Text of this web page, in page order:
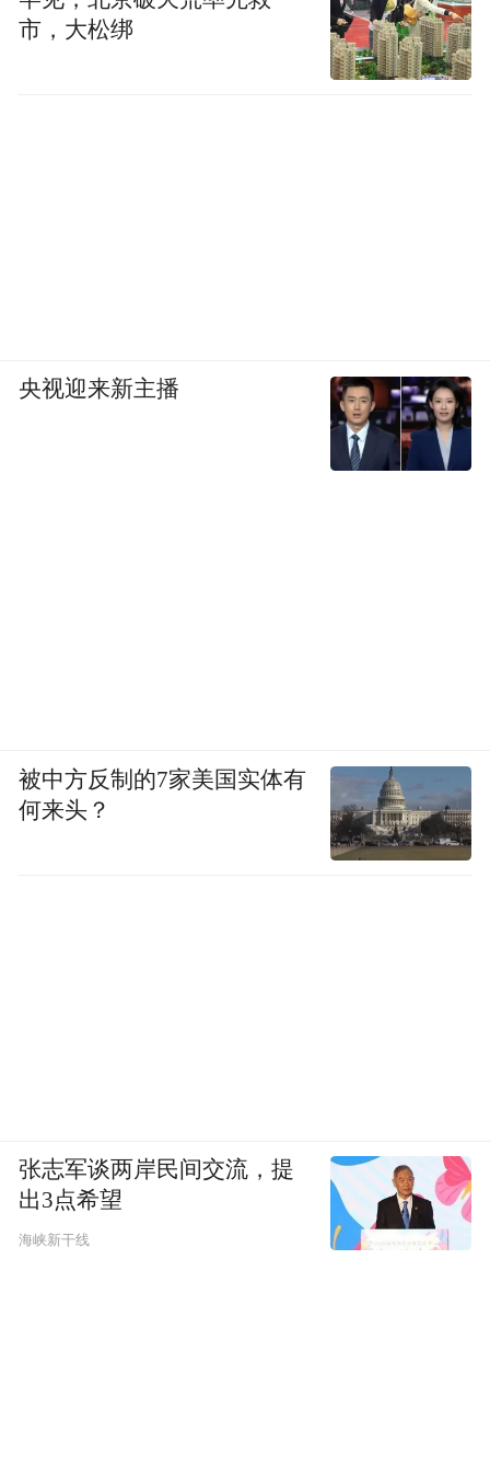
市，大松绑
央视迎来新主播
被中方反制的7家美国实体有
何来头？
张志军谈两岸民间交流，提
出3点希望
海峡新干线